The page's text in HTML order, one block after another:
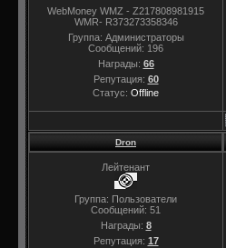
WebMoney WMZ - Z217808981915
WMR- R373273358346
Группа: Администраторы
Сообщений: 196
Награды: 66
Репутация: 60
Статус: Offline
Dron
Лейтенант
Группа: Пользователи
Сообщений: 51
Награды: 8
Репутация: 17